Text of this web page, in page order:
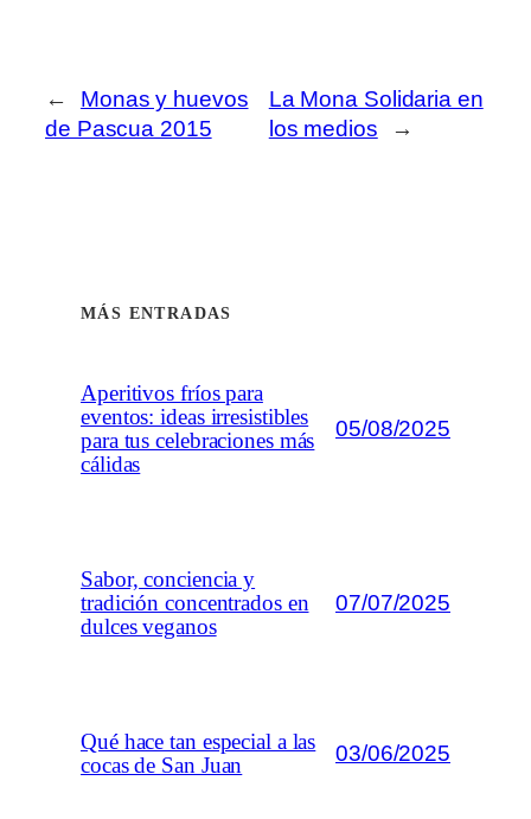
←
Monas y huevos
de Pascua 2015
La Mona Solidaria en
los medios
→
MÁS ENTRADAS
Aperitivos fríos para
eventos: ideas irresistibles
para tus celebraciones más
cálidas
05/08/2025
Sabor, conciencia y
tradición concentrados en
dulces veganos
07/07/2025
Qué hace tan especial a las
cocas de San Juan
03/06/2025